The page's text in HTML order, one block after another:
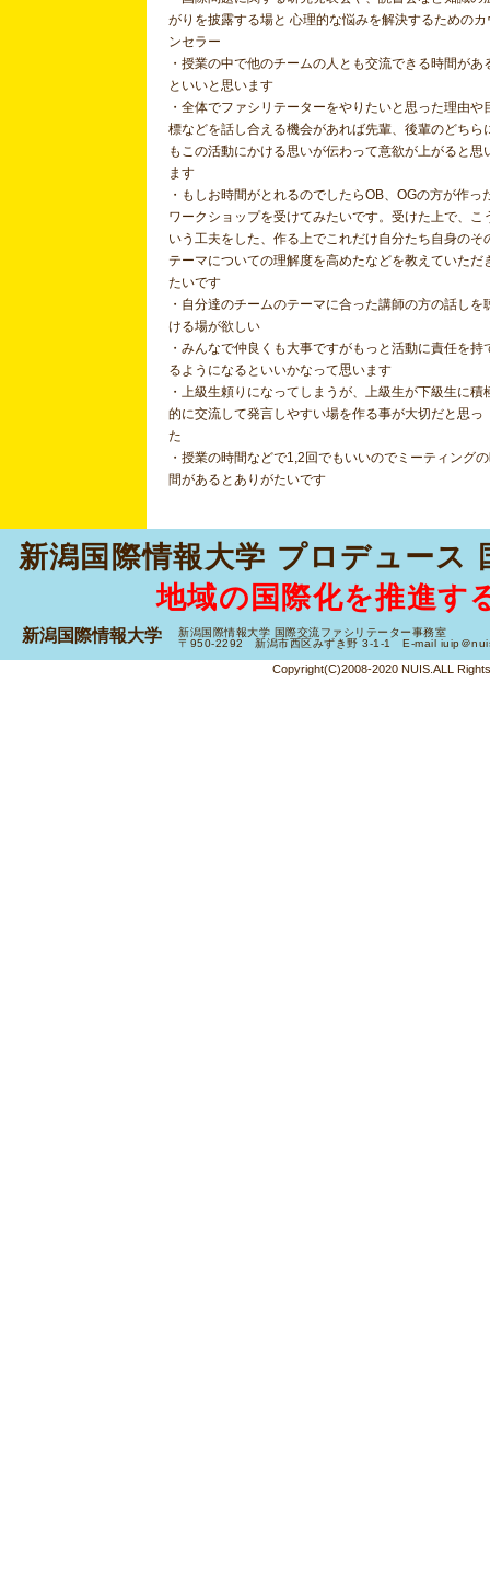
がりを披露する場と 心理的な悩みを解決するためのカ
ンセラー
・授業の中で他のチームの人とも交流できる時間があ
といいと思います
・全体でファシリテーターをやりたいと思った理由や
標などを話し合える機会があれば先輩、後輩のどちら
もこの活動にかける思いが伝わって意欲が上がると思
ます
・もしお時間がとれるのでしたらOB、OGの方が作っ
ワークショップを受けてみたいです。受けた上で、こ
いう工夫をした、作る上でこれだけ自分たち自身のそ
テーマについての理解度を高めたなどを教えていただ
たいです
・自分達のチームのテーマに合った講師の方の話しを
ける場が欲しい
・みんなで仲良くも大事ですがもっと活動に責任を持
るようになるといいかなって思います
・上級生頼りになってしまうが、上級生が下級生に積
的に交流して発言しやすい場を作る事が大切だと思っ
た
・授業の時間などで1,2回でもいいのでミーティング
間があるとありがたいです
新潟国際情報大学 プロデュース
地域の国際化を推進す
新潟国際情報大学
新潟国際情報大学 国際交流ファシリテーター事務室
〒950-2292 新潟市西区みずき野 3-1-1 E-mail iuip＠
Copyright(C)2008-2020 NUIS.ALL